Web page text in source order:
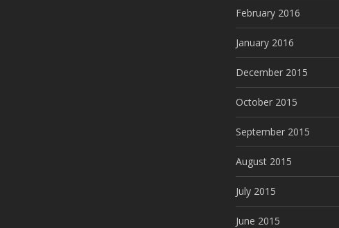
February 2016
January 2016
December 2015
October 2015
September 2015
August 2015
July 2015
June 2015